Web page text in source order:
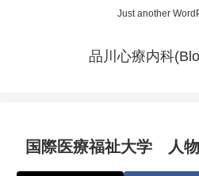
Just another
品川心療内科
国際医療福祉大学 人